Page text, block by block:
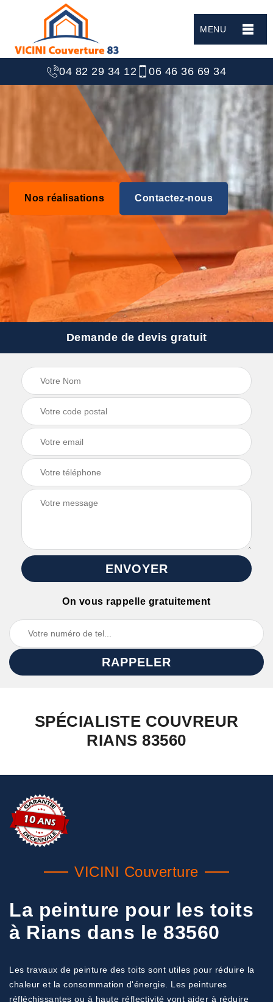
MENU
04 82 29 34 12 06 46 36 69 34
Nos réalisations Contactez-nous
Demande de devis gratuit
On vous rappelle gratuitement
SPÉCIALISTE COUVREUR
RIANS 83560
VICINI Couverture
La peinture pour les toits
à Rians dans le 83560
Les travaux de peinture des toits sont utiles pour réduire la
chaleur et la consommation d'énergie. Les peintures
réfléchissantes ou à haute réflectivité vont aider à réduire